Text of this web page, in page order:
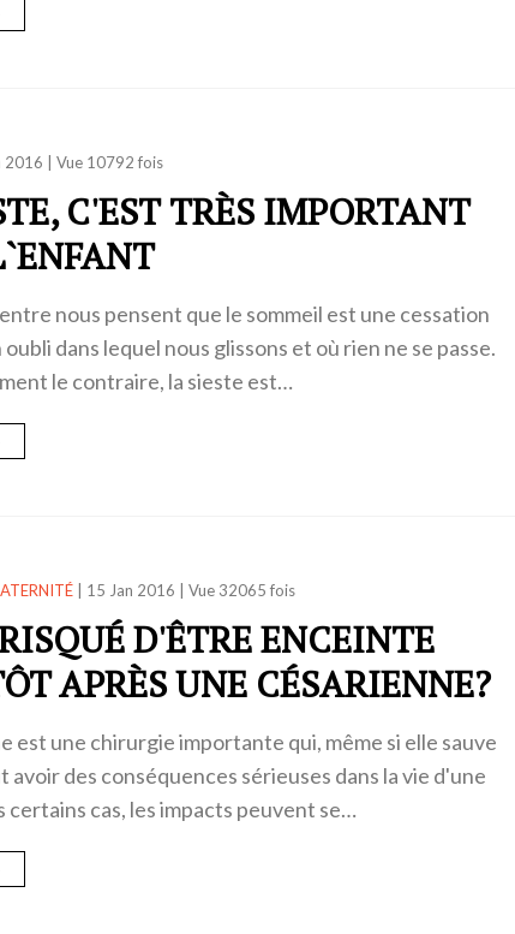
2016 | Vue 10792 fois
C'EST TRÈS IMPORTANT
nous pensent que le sommeil est une cessation
oubli dans lequel nous glissons et où rien ne se passe.
le contraire, la sieste est…
| 15 Jan 2016 | Vue 32065 fois
D'ÊTRE ENCEINTE
APRÈS UNE CÉSARIENNE?
est une chirurgie importante qui, même si elle sauve
avoir des conséquences sérieuses dans la vie d'une
certains cas, les impacts peuvent se…